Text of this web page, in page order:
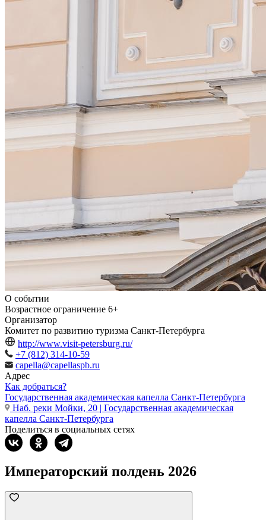
О событии
Возрастное ограничение 6+
Организатор
Комитет по развитию туризма Санкт-Петербурга
http://www.visit-petersburg.ru/
+7 (812) 314-10-59
capella@capellaspb.ru
Адрес
Как добраться?
Государственная академическая капелла Санкт-Петербурга
Наб. реки Мойки, 20 | Государственная академическая
капелла Санкт-Петербурга
Поделиться в социальных сетях
Императорский полдень 2026